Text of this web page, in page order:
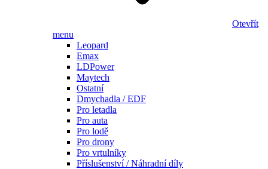
Otevřít
menu
Leopard
Emax
LDPower
Maytech
Ostatní
Dmychadla / EDF
Pro letadla
Pro auta
Pro lodě
Pro drony
Pro vrtulníky
Příslušenství / Náhradní díly